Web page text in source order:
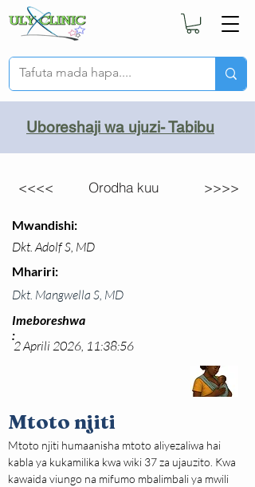
Uboreshaji wa ujuzi- Tabibu
<<<< Orodha kuu >>>>
Mwandishi:
Dkt. Adolf S, MD
Mhariri:
Dkt. Mangwella S, MD
2 Aprili 2026, 11:38:56
Mtoto njiti
Imeboreshwa
:
Mtoto njiti humaanisha mtoto aliyezaliwa hai
kabla ya kukamilika kwa wiki 37 za ujauzito. Kwa
kawaida viungo na mifumo mbalimbali ya mwili